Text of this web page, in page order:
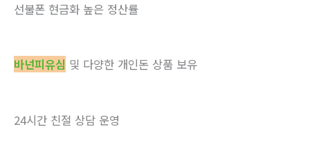
선불폰 현금화 높은 정산률
바넌피유심 및 다양한 개인돈 상품 보유
24시간 친절 상담 운영